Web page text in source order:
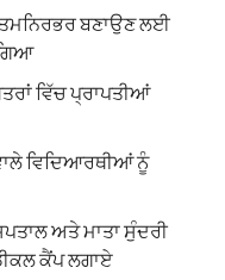
ਬਣਾਉਣ ਲਈ
ਵਿੱਚ ਪ੍ਰਾਪਤੀਆਂ
ਵਿਦਿਆਰਥੀਆਂ ਨੂੰ
ਅਤੇ ਮਾਤਾ ਸੁੰਦਰੀ
ਕੈਂਪ ਲਗਾਏ